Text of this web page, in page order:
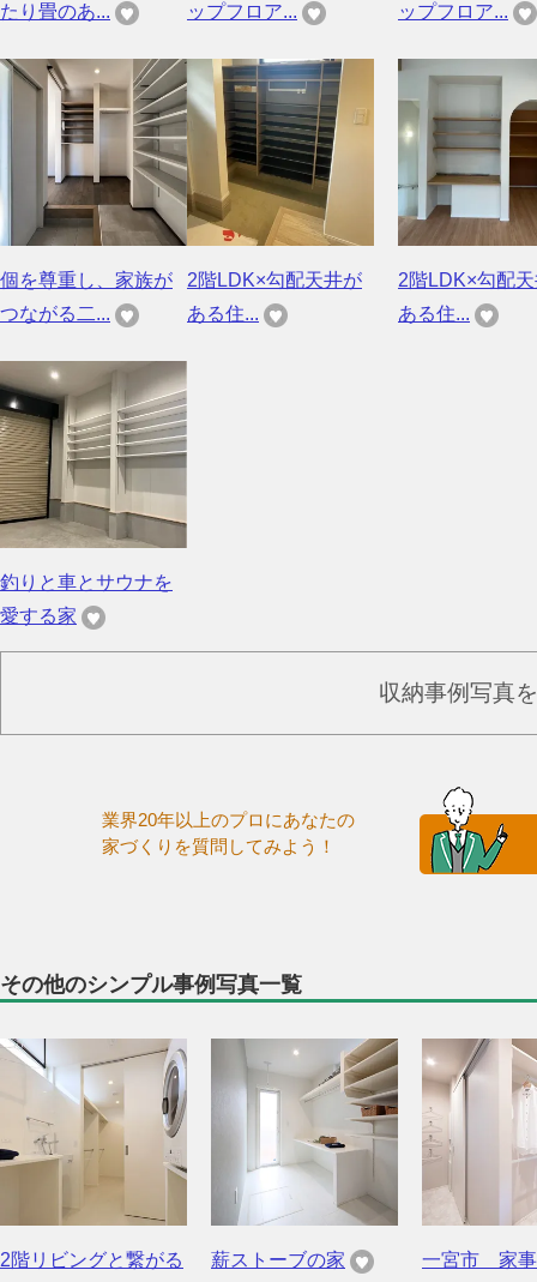
たり畳のあ...
ップフロア...
ップフロア...
個を尊重し、家族が
つながる二...
2階LDK×勾配天井が
ある住...
2階LDK×勾配
ある住...
釣りと車とサウナを
愛する家
収納事例写真
業界20年以上のプロにあなたの
家づくりを質問してみよう！
その他のシンプル事例写真一覧
2階リビングと繋がる
薪ストーブの家 一宮市 家事